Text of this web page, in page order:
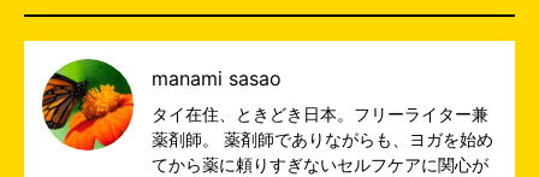
manami sasao
タイ在住、ときどき日本。フリーライター兼
薬剤師。 薬剤師でありながらも、ヨガを始め
てから薬に頼りすぎないセルフケアに関心が